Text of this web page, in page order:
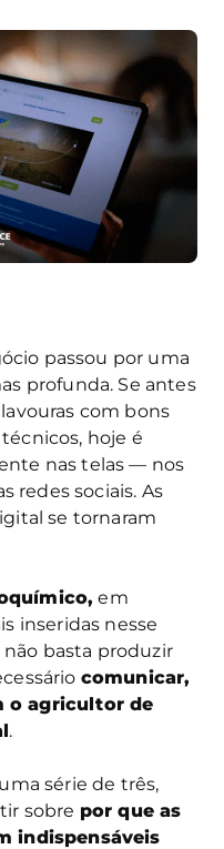
passou por uma
profunda. Se antes
com bons
hoje é
nas telas — nos
redes sociais. As
se tornaram
em
inseridas nesse
basta produzir
comunicar,
o agricultor de
.
série de três,
sobre por que as
indispensáveis